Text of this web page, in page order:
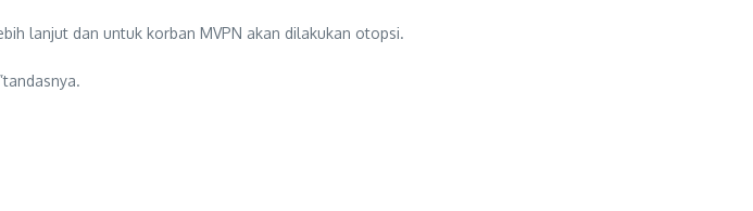
lanjut dan untuk korban MVPN akan dilakukan otopsi.